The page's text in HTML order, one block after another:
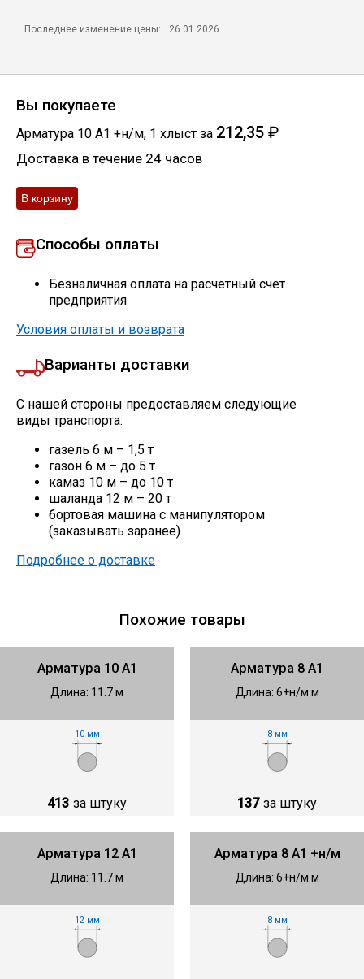
Последнее изменение цены: 26.01.2026
Вы покупаете
Арматура 10 А1 +н/м, 1 хлыст за 212,35 ₽
Доставка в течение 24 часов
Способы оплаты
Безналичная оплата на расчетный счет
предприятия
Условия оплаты и возврата
Варианты доставки
С нашей стороны предоставляем следующие
виды транспорта:
газель 6 м – 1,5 т
газон 6 м – до 5 т
камаз 10 м – до 10 т
шаланда 12 м – 20 т
бортовая машина с манипулятором
(заказывать заранее)
Подробнее о доставке
Похожие товары
Арматура 10 А1
Длина: 11.7 м
10 мм
413 за штуку
Арматура 8 А1
Длина: 6+н/м м
8 мм
137 за штуку
Арматура 12 А1
Длина: 11.7 м
12 мм
Арматура 8 А1 +н/м
Длина: 6+н/м м
8 мм